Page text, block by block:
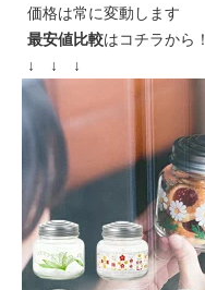
価格は常に変動します
最安値比較はコチラから！
↓ ↓ ↓